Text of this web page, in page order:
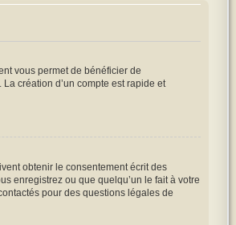
vous permet de bénéficier de
création d’un compte est rapide et
obtenir le consentement écrit des
enregistrez ou que quelqu’un le fait à votre
pour des questions légales de